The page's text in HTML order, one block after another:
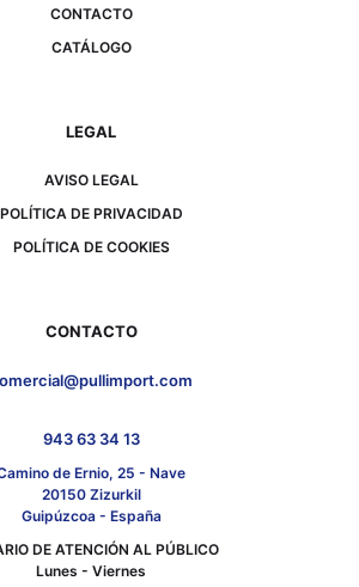
CONTACTO
CATÁLOGO
LEGAL
AVISO LEGAL
POLÍTICA DE PRIVACIDAD
POLÍTICA DE COOKIES
CONTACTO
943 63 34 13
de Ernio, 25 - Nave
20150 Zizurkil
Guipúzcoa - España
DE ATENCIÓN AL PÚBLICO
Lunes - Viernes